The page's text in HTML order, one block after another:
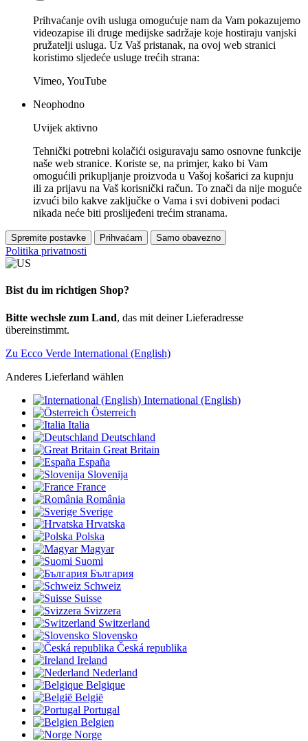
Prihvaćanje ovih usluga omogućuje nam da Vam pokazujemo
videozapise ili druge medijske sadržaje koje hostiraju vanjski
pružatelji usluga. Uz Vaš pristanak, na ovoj web stranici
koristimo sljedeće usluge trećih strana:
Vimeo, YouTube
Neophodno
Uvijek aktivno
Tehnički potrebni kolačići osiguravaju samo osnovne funkcije
naše web stranice. Koriste se, na primjer, kako bi Vam
omogućili prikupljanje proizvoda u Vašoj košarici za kupnju
ili za prijavu na Vaš korisnički račun. To znači da nije moguće
izvući bilo kakve zaključke o Vama i svi dobiveni podaci
nikada neće biti proslijeđeni trećim stranama.
Spremite postavke Prihvaćam Samo obavezno
Politika privatnosti
Bist du im richtigen Shop?
Bitte wechsle zum Land, das mit deiner Lieferadresse
übereinstimmt.
Zu Ecco Verde International (English)
Anderes Lieferland wählen
International (English)
Österreich
Italia
Deutschland
Great Britain
España
Slovenija
France
România
Sverige
Hrvatska
Polska
Magyar
Suomi
България
Schweiz
Suisse
Svizzera
Switzerland
Slovensko
Česká republika
Ireland
Nederland
Belgique
België
Portugal
Belgien
Norge